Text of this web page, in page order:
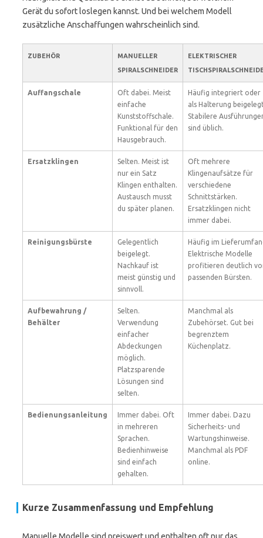
Gerät du sofort loslegen kannst. Und bei welchem Modell
zusätzliche Anschaffungen wahrscheinlich sind.
ZUBEHÖR
MANUELLER
SPIRALSCHNEIDER
ELEKTRISCHER
Auffangschale
Oft dabei. Meist
einfache
Kunststoffschale.
Funktional für den
Hausgebrauch.
Häufig integriert oder
als Halterung
Stabilere
sind üblich.
Ersatzklingen
Selten. Meist ist
nur ein Satz
Klingen enthalten.
Austausch musst
du später planen.
Oft mehrere
Klingenaufsätze für
verschiedene
Schnittstärken.
Ersatzklingen nicht
immer dabei.
Reinigungsbürste
Gelegentlich
beigelegt.
Nachkauf ist
meist günstig und
sinnvoll.
Häufig im
Elektrische Modelle
profitieren deutlich
passenden Bürsten.
Aufbewahrung /
Behälter
Selten.
Verwendung
einfacher
Abdeckungen
möglich.
Platzsparende
Lösungen sind
selten.
Manchmal als
Zubehörset. Gut bei
begrenztem
Küchenplatz.
Bedienungsanleitung
Immer dabei. Oft
in mehreren
Sprachen.
Bedienhinweise
sind einfach
gehalten.
Immer dabei. Dazu
Sicherheits- und
Wartungshinweise.
Manchmal als PDF
online.
Kurze Zusammenfassung und Empfehlung